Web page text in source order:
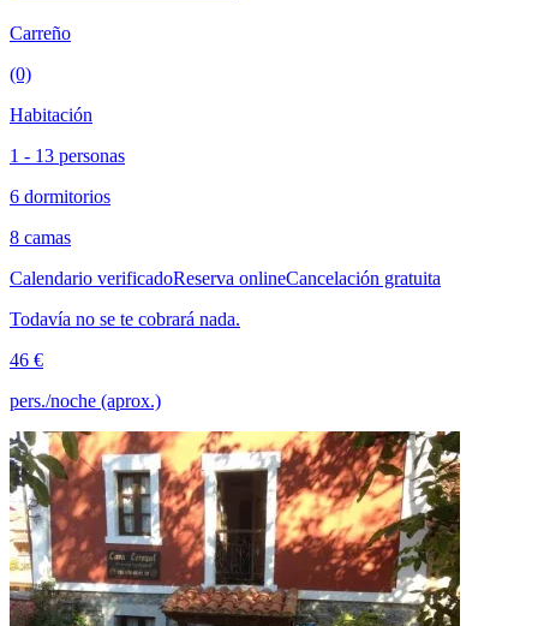
Carreño
(0)
Habitación
1 - 13 personas
6 dormitorios
8 camas
Calendario verificadoReserva onlineCancelación gratuita
Todavía no se te cobrará nada.
46 €
pers./noche (aprox.)